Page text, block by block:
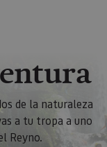
de la naturaleza
a tu tropa a uno
Reyno.